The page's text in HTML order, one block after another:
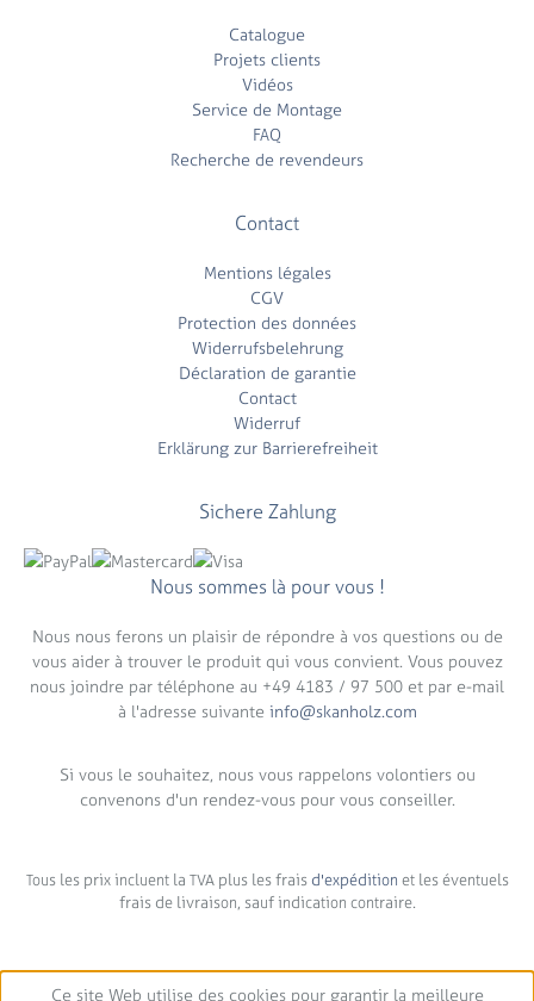
Catalogue
Projets clients
Vidéos
Service de Montage
FAQ
Recherche de revendeurs
Contact
Mentions légales
CGV
Protection des données
Widerrufsbelehrung
Déclaration de garantie
Contact
Widerruf
Erklärung zur Barrierefreiheit
Sichere Zahlung
Nous sommes là pour vous !
Nous nous ferons un plaisir de répondre à vos questions ou de
vous aider à trouver le produit qui vous convient. Vous pouvez
nous joindre par téléphone au +49 4183 / 97 500 et par e-mail
à l'adresse suivante info@skanholz.com
Si vous le souhaitez, nous vous rappelons volontiers ou
convenons d'un rendez-vous pour vous conseiller.
Tous les prix incluent la TVA plus les fraisd'expédition et les éventuels
frais de livraison, sauf indication contraire.
Ce site Web utilise des cookies pour garantir la meilleure